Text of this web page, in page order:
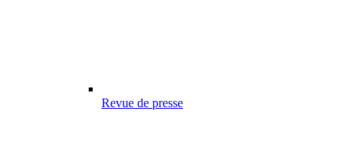
Revue de presse